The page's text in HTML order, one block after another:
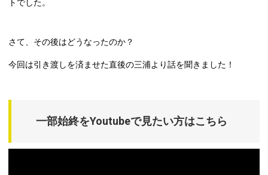
トでした。
さて、その後はどうなったのか？
今回は引き渡しを済ませた直後の三浦より話を聞きました！
一部始終をYoutubeで見たい方はこちら